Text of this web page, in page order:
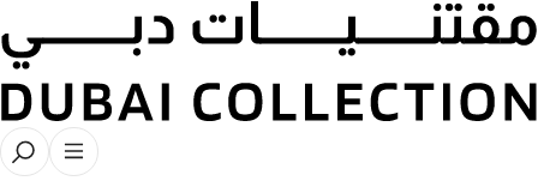
Collector Talks- ABDULRAHMAN AL
KHELAIFI